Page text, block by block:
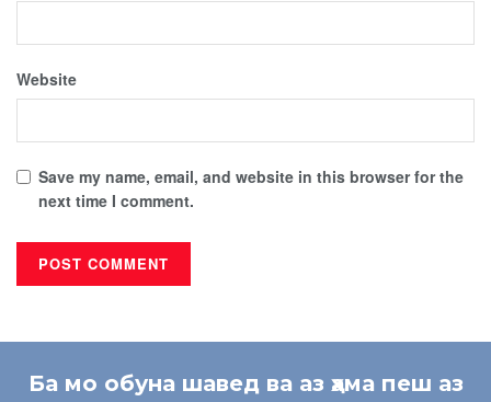
Website
Save my name, email, and website in this browser for the
next time I comment.
Ба мо обуна шавед ва аз ҳама пеш аз